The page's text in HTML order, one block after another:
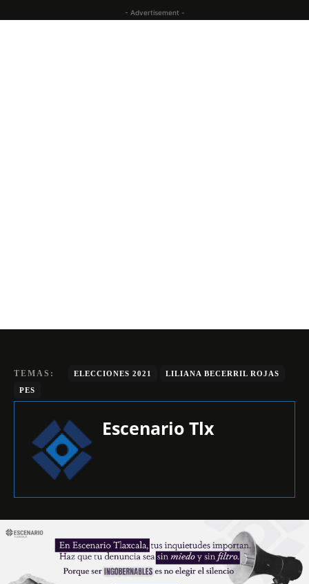
- Advertisement -
TEMAS: ELECCIONES 2021
LILIANA BECERRIL ROJAS
PES
Escenario Tlx